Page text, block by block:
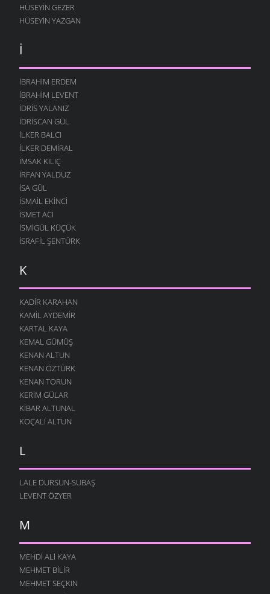
HÜSEYIN GEZER
HÜSEYIN YAZGAN
İ
İBRAHIM ERDEM
İBRAHIM LEVENT
İDRIS YALANIZ
IDRISCAN GÜL
İLKER BALCI
İLKER DEMIRAL
İMSAK KILIÇ
İRFAN YALDUZ
ISA GÜL
ISMAIL EKINCI
İSMET ACI
İSMIGÜL KÜÇÜK
İSRAFIL ŞENTÜRK
K
KADIR KARAHAN
KAMIL AYDEMIR
KARTAL KAYA
KEMAL GÜMÜŞ
KENAN ALTUN
KENAN ÖZTÜRK
KENAN TORUN
KERIM GÜLAR
KIBAR ALTUNAL
KOÇALI ALTUN
L
LALE DURSUN-SUBAŞ
LEVENT ÖZYER
M
MEHDI ALI KAYA
MEHMET BILIR
MEHMET SEÇKIN